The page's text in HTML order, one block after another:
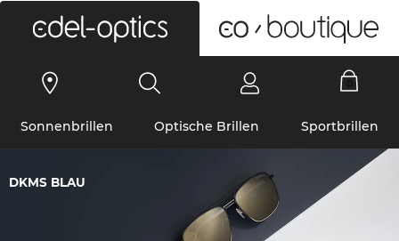
Sonnenbrillen Optische Brillen Sportbrillen
DKMS BLAU